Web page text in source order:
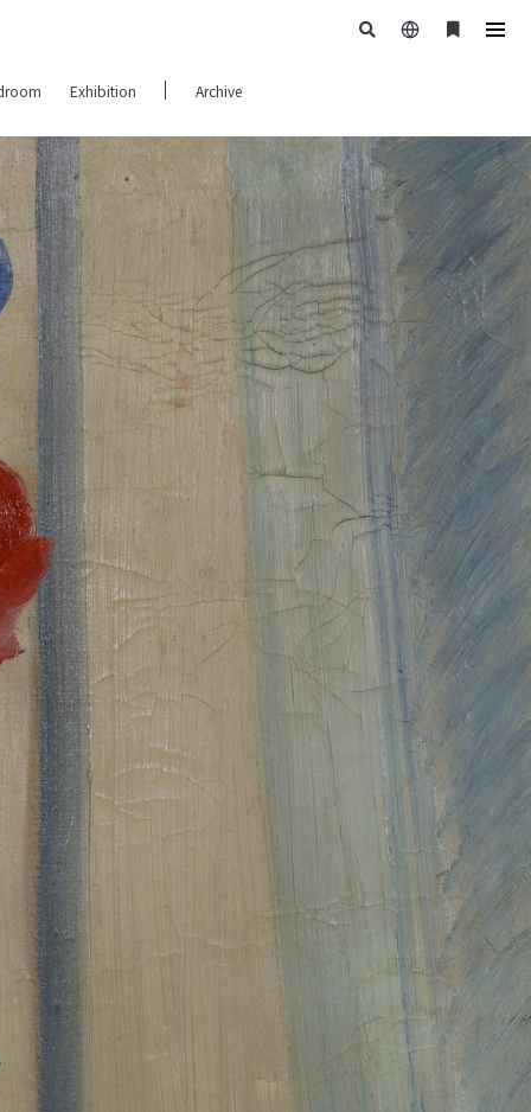
日
ブ
ー
ク
Exhibition Archive